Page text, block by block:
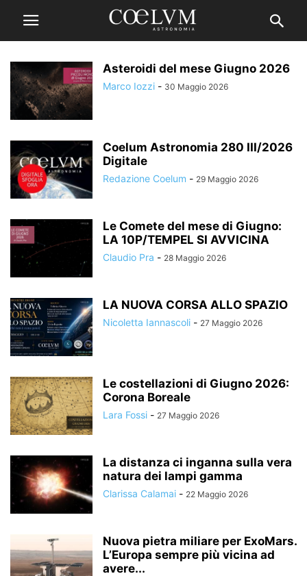
Asteroidi del mese Giugno 2026
Marco Iozzi - 30 Maggio 2026
Coelum Astronomia 280 III/2026
Digitale
Redazione Coelum - 29 Maggio 2026
Le Comete del mese di Giugno:
LA 10P/TEMPEL SI AVVICINA
Claudio Pra - 28 Maggio 2026
LA NUOVA CORSA ALLO SPAZIO
Nicoletta Iannascoli - 27 Maggio 2026
Le costellazioni di Giugno 2026:
Corona Boreale
Lara Fossi - 27 Maggio 2026
La distanza ci inganna sulla vera
natura dei lampi gamma
Clarissa Calamai - 22 Maggio 2026
Nuova pietra miliare per ExoMars.
L’Europa sempre più vicina ad
avere...